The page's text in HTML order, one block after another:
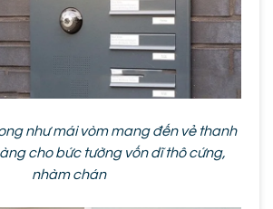
như mái vòm mang đến vẻ thanh
cho bức tường vốn dĩ thô cứng,
nhàm chán